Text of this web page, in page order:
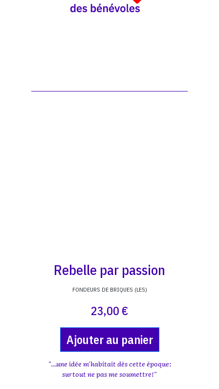
Rebelle par passion
FONDEURS DE BRIQUES (LES)
23,00 €
Ajouter au panier
"...une idée m'habitait dès cette époque:
surtout ne pas me soumettre!"